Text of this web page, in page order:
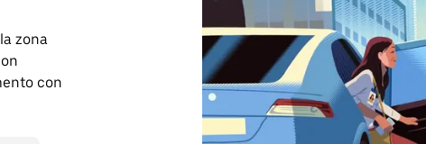
zona
con